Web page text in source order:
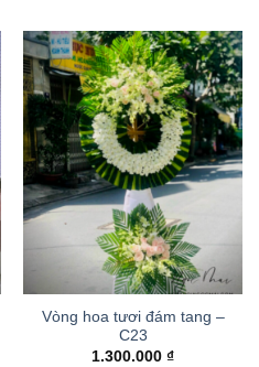
Vòng hoa tươi đám tang –
C23
1.300.000 ₫